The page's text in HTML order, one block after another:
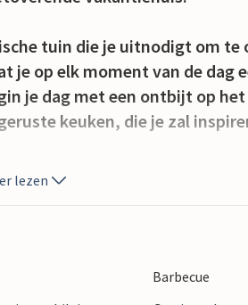
tuin die je uitnodigt om te
je op elk moment van de dag
je dag met een ontbijt op het
keuken, die je zal
door met het hele gezin.
lezen
Barbecue